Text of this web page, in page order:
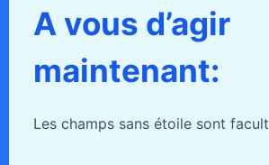
A vous d’agir
maintenant:
Les champs sans étoile sont